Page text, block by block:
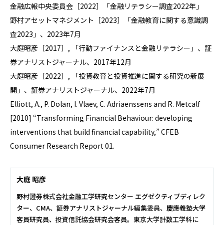
金融広報中央委員会［2022］「金融リテラシー調査2022年」
野村アセットマネジメント［2023］「金融教育に関する意識調
査2023」、2023年7月
大庭昭彦［2017］, 「行動ファイナンスと金融リテラシー」、証
券アナリストジャーナル、2017年12月
大庭昭彦［2022］, 「投資教育と投資推進に関する研究の新展
開」、証券アナリストジャーナル、2022年7月
Elliott, A., P. Dolan, I. Vlaev, C. Adriaenssens and R. Metcalf
[2010] “Transforming Financial Behaviour: developing
interventions that build financial capability,” CFEB
Consumer Research Report 01.
大庭 昭彦
野村證券株式会社金融工学研究センター エグゼクティブディレク
ター、CMA、証券アナリストジャーナル編集委員、慶應義塾大学
客員研究員、投資信託協会研究会客員。東京大学計数工学科に